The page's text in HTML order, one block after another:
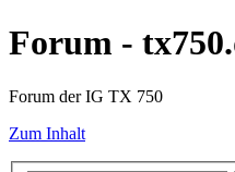
Forum -
Forum der IG TX 750
Zum Inhalt